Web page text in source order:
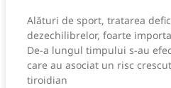
Alături de sport, tratarea
dezechilibrelor, foarte
De-a lungul timpului s-au
care au asociat un risc
tiroidian